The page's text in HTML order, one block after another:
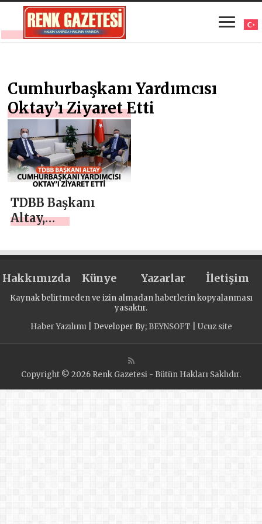
Cumhurbaşkanı Yardımcısı
Oktay’ı Ziyaret Etti
TDBB Başkanı
Altay,
Yardımcısı Oktay’ı
Hakkımızda Künye Yazarlar İletişim
Kaynak belirtmeden ve izin almadan haberlerin kopyalanması
yasaktır.
Haber Yazılımı| Developer By; BEYNSOFT Ucuz site
Copyright © 2026 Renk Gazetesi - Bütün Hakları Saklıdır.